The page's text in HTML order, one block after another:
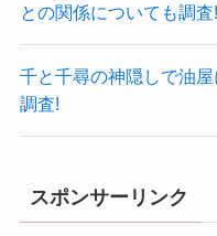
との関係についても調査!
千と千尋の神隠しで油
調査!
スポンサーリンク